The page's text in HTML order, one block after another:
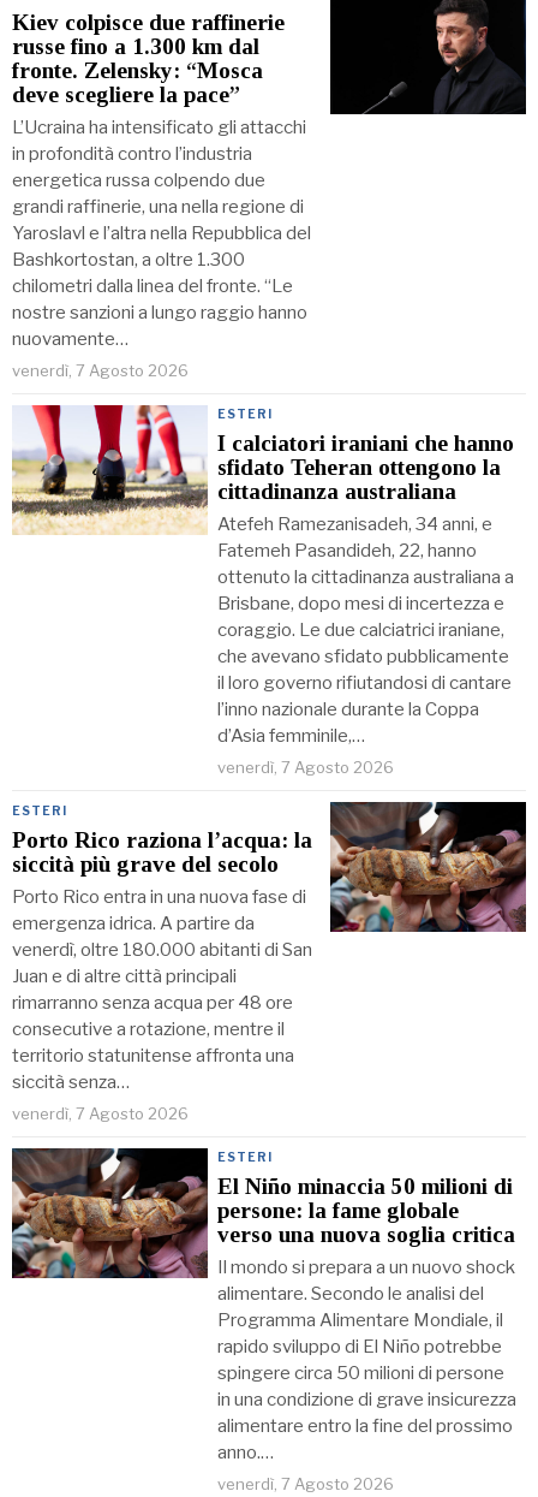
Kiev colpisce due raffinerie
russe fino a 1.300 km dal
fronte. Zelensky: “Mosca
deve scegliere la pace”
L’Ucraina ha intensificato gli attacchi
in profondità contro l’industria
energetica russa colpendo due
grandi raffinerie, una nella regione di
Yaroslavl e l’altra nella Repubblica del
Bashkortostan, a oltre 1.300
chilometri dalla linea del fronte. “Le
nostre sanzioni a lungo raggio hanno
nuovamente…
venerdì, 7 Agosto 2026
ESTERI
I calciatori iraniani che hanno
sfidato Teheran ottengono la
cittadinanza australiana
Atefeh Ramezanisadeh, 34 anni, e
Fatemeh Pasandideh, 22, hanno
ottenuto la cittadinanza australiana a
Brisbane, dopo mesi di incertezza e
coraggio. Le due calciatrici iraniane,
che avevano sfidato pubblicamente
il loro governo rifiutandosi di cantare
l’inno nazionale durante la Coppa
d’Asia femminile,…
venerdì, 7 Agosto 2026
ESTERI
Porto Rico raziona l’acqua: la
siccità più grave del secolo
Porto Rico entra in una nuova fase di
emergenza idrica. A partire da
venerdì, oltre 180.000 abitanti di San
Juan e di altre città principali
rimarranno senza acqua per 48 ore
consecutive a rotazione, mentre il
territorio statunitense affronta una
siccità senza…
venerdì, 7 Agosto 2026
ESTERI
El Niño minaccia 50 milioni di
persone: la fame globale
verso una nuova soglia critica
Il mondo si prepara a un nuovo shock
alimentare. Secondo le analisi del
Programma Alimentare Mondiale, il
rapido sviluppo di El Niño potrebbe
spingere circa 50 milioni di persone
in una condizione di grave insicurezza
alimentare entro la fine del prossimo
anno.…
venerdì, 7 Agosto 2026